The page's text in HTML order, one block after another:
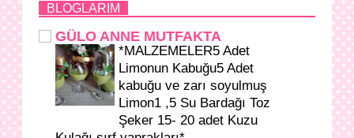
BLOGLARIM
GÜLO ANNE MUTFAKTA
*MALZEMELER5 Adet
Limonun Kabuğu5 Adet
kabuğu ve zarı soyulmuş
Limon1 ,5 Su Bardağı Toz
Şeker 15- 20 adet Kuzu